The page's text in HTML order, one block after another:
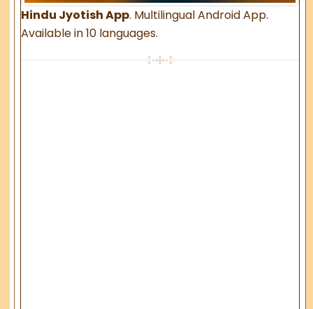
Hindu Jyotish App. Multilingual Android App.
Available in 10 languages.